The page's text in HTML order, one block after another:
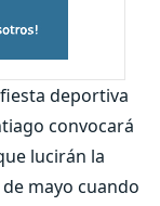
deportiva
convocará
lucirán la
mayo cuando